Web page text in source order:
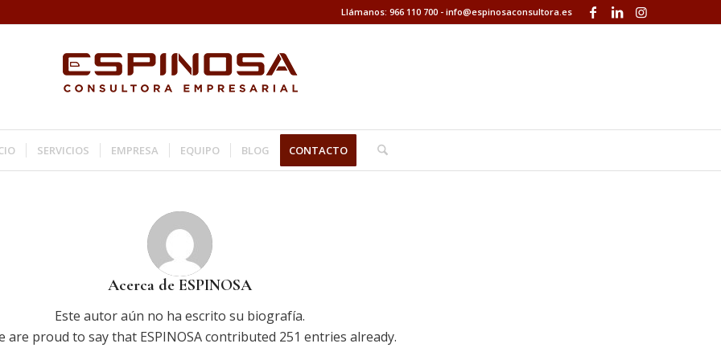
Llámanos: 966 110 700 -info@espinosaconsultora.es
SERVICIOS EMPRESA EQUIPO BLOG CONTACTO
Acerca deESPINOSA
Este autor aún no ha escrito su biografía.
are proud to say that ESPINOSAcontributed 251 entries already.